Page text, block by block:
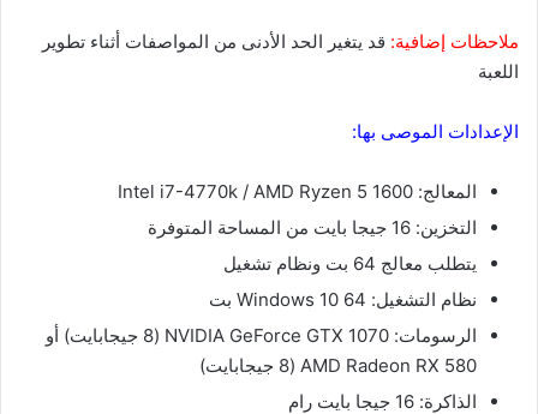
ملاحظات إضافية: قد يتغير الحد الأدنى من المواصفات أثناء تطوير
اللعبة
الإعدادات الموصى بها:
المعالج: Intel i7-4770k / AMD Ryzen 5 1600
التخزين: 16 جيجا بايت من المساحة المتوفرة
يتطلب معالج 64 بت ونظام تشغيل
نظام التشغيل: Windows 10 64 بت
الرسومات: NVIDIA GeForce GTX 1070 (8 جيجابايت) أو
AMD Radeon RX 580 (8 جيجابايت)
الذاكرة: 16 جيجا بايت رام